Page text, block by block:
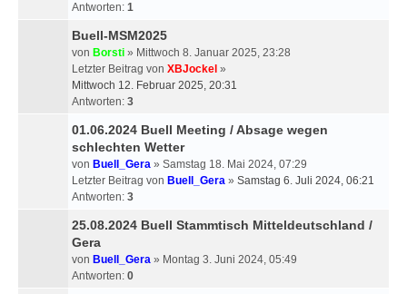
Antworten: 1
Buell-MSM2025
von Borsti » Mittwoch 8. Januar 2025, 23:28
Letzter Beitrag von XBJockel »
Mittwoch 12. Februar 2025, 20:31
Antworten: 3
01.06.2024 Buell Meeting / Absage wegen
schlechten Wetter
von Buell_Gera » Samstag 18. Mai 2024, 07:29
Letzter Beitrag von Buell_Gera » Samstag 6. Juli 2024, 06:21
Antworten: 3
25.08.2024 Buell Stammtisch Mitteldeutschland /
Gera
von Buell_Gera » Montag 3. Juni 2024, 05:49
Antworten: 0